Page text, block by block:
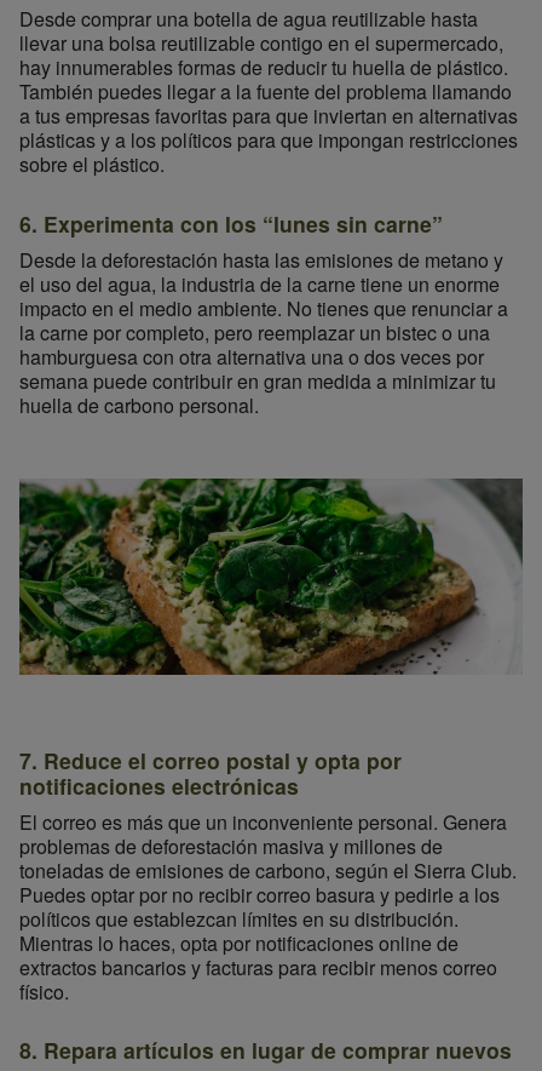
Desde comprar una botella de agua reutilizable hasta
llevar una bolsa reutilizable contigo en el supermercado,
hay innumerables formas de reducir tu huella de plástico.
También puedes llegar a la fuente del problema llamando
a tus empresas favoritas para que inviertan en alternativas
plásticas y a los políticos para que impongan restricciones
sobre el plástico.
6. Experimenta con los “lunes sin carne”
Desde la deforestación hasta las emisiones de metano y
el uso del agua, la industria de la carne tiene un enorme
impacto en el medio ambiente. No tienes que renunciar a
la carne por completo, pero reemplazar un bistec o una
hamburguesa con otra alternativa una o dos veces por
semana puede contribuir en gran medida a minimizar tu
huella de carbono personal.
7. Reduce el correo postal y opta por
notificaciones electrónicas
El correo es más que un inconveniente personal. Genera
problemas de deforestación masiva y millones de
toneladas de emisiones de carbono, según el Sierra Club.
Puedes optar por no recibir correo basura y pedirle a los
políticos que establezcan límites en su distribución.
Mientras lo haces, opta por notificaciones online de
extractos bancarios y facturas para recibir menos correo
físico.
8. Repara artículos en lugar de comprar nuevos